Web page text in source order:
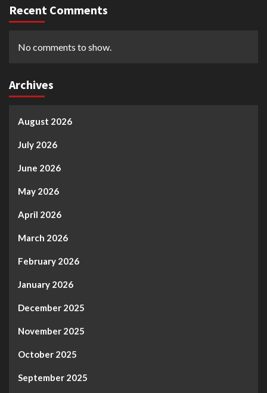
Recent Comments
No comments to show.
Archives
August 2026
July 2026
June 2026
May 2026
April 2026
March 2026
February 2026
January 2026
December 2025
November 2025
October 2025
September 2025